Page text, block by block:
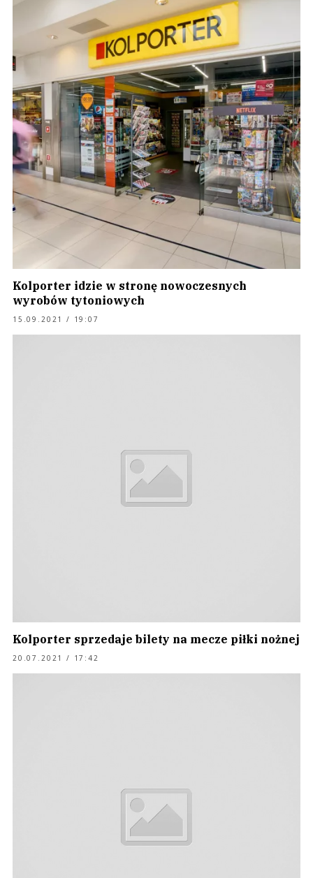
Kolporter idzie w stronę nowoczesnych
wyrobów tytoniowych
15.09.2021 / 19:07
Kolporter sprzedaje bilety na mecze piłki nożnej
20.07.2021 / 17:42